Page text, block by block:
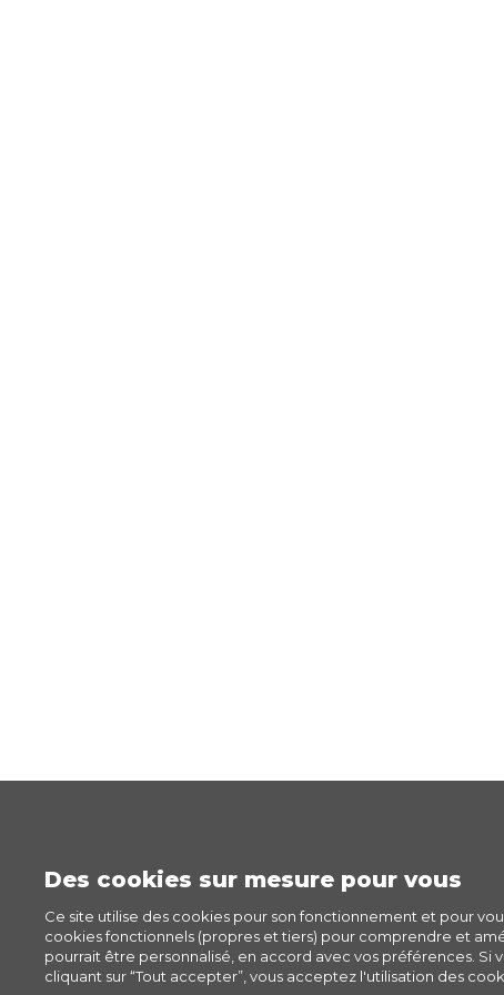
Des cookies sur mesure pour vous
Ce site utilise des cookies pour son fonctionnement et pour
cookies fonctionnels (propres et tiers) pour comprendre et
pourrait être personnalisé, en accord avec vos préférences. Si
cliquant sur “Tout accepter”, vous acceptez l'utilisation des